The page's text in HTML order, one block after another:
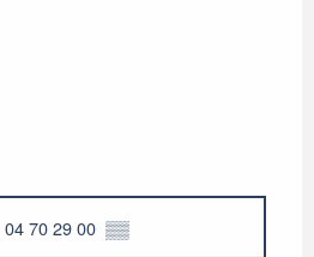
04 70 29 00 ▒▒